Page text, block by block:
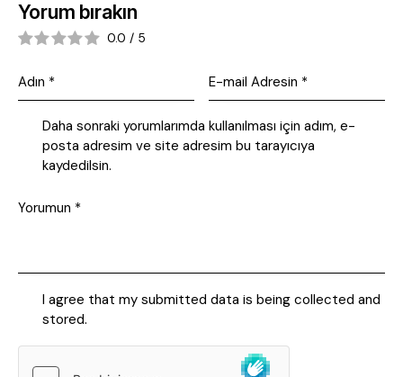
Yorum bırakın
0.0 / 5
Daha sonraki yorumlarımda kullanılması için adım, e-
posta adresim ve site adresim bu tarayıcıya
kaydedilsin.
I agree that my submitted data is being collected and
stored.